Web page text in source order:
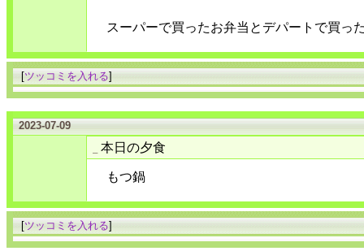
スーパーで買ったお弁当とデパートで買っ
[ツッコミを入れる]
2023-07-09
本日の夕食
もつ鍋
[ツッコミを入れる]